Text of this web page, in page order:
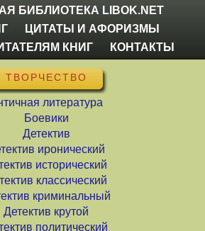
БИБЛИОТЕКА LIBOK.NET
ЦИТАТЫ И АФОРИЗМЫ
КНИГ
КОНТАКТЫ
ТВОРЧЕСТВО
литература
Боевики
Детектив
иронический
исторический
классический
криминальный
Детектив крутой
политический